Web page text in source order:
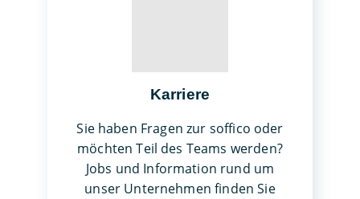
Karriere
Sie haben Fragen zur soffico oder
möchten Teil des Teams werden?
Jobs und Information rund um
unser Unternehmen finden Sie